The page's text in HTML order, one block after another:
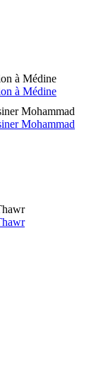
à Médine
à Médine
Mohammad
Mohammad